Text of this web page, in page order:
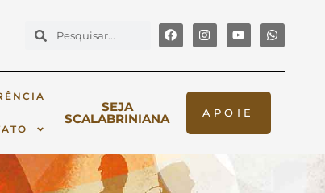
SEJA
SCALABRINIANA APOIE